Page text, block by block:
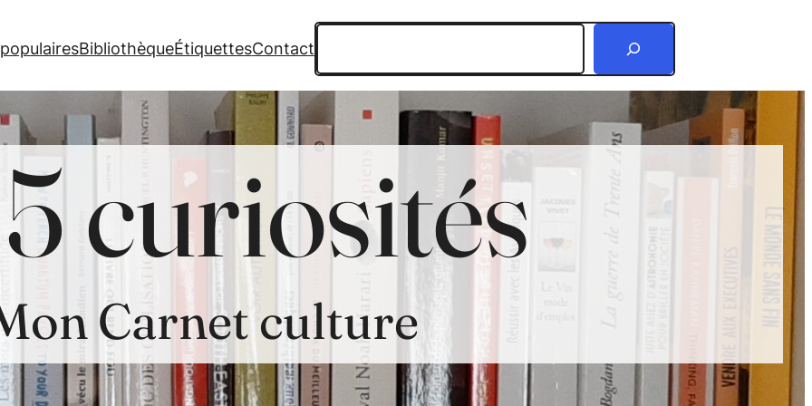
BibliothèqueÉtiquettesContact
curiosités
Carnet culture